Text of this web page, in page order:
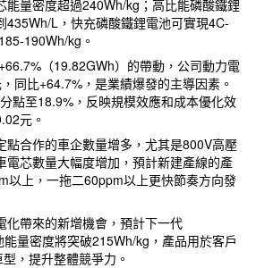
能量密度超過240Wh/kg；高比能磷酸鐵鋰
435Wh/L，快充磷酸鐵鋰電池可實現4C-
190Wh/kg。
（19.82GWh）的帶動，公司動力電
同比+64.7%，是業績爆發的主導因素。
點至18.9%，反映規模效應和成本優化效
元。
點合作的車企數量增多，尤其是800V高壓
電芯數量大幅度增加，預計新建產線的產
以上，一拖二60ppm以上更快節奏方向發
化帶來的新增機會，預計下一代
量密度將突破215Wh/kg，產品用於客戶
，提升整體競爭力。